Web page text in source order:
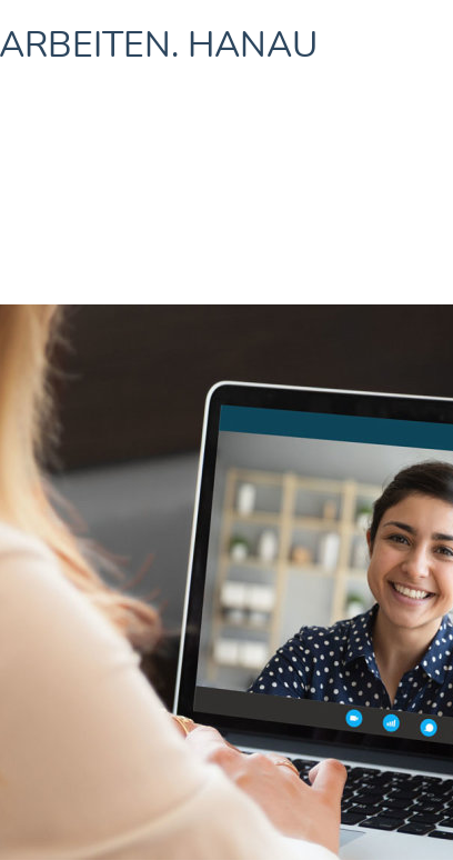
HANAU